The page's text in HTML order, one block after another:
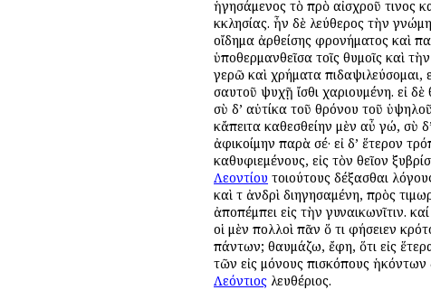
ἡγησάμενος τὸ πρὸ αἰσχροῦ τινος
ἐκκλησίας. ἦν δὲ ἐλεύθερος τὴν
οἴδημα ἀρθείσης φρονήματος καὶ
ὑποθερμανθεῖσα τοῖς θυμοῖς καὶ
ἐγερῶ καὶ χρήματα
σαυτοῦ ψυχῇ ἴσθι χαριουμένη. εἰ δὲ
σὺ δ’ αὐτίκα τοῦ θρόνου τοῦ ὑψηλοῦ
κἄπειτα καθεσθείην μὲν αὖ ἐγώ, σὺ
ἀφικοίμην παρὰ σέ· εἰ δ’ ἕτερον
καθυφιεμένους, εἰς τὸν θεῖον
Λεοντίου τοιούτους δέξασθαι
καὶ τ ἀνδρὶ διηγησαμένη, πρὸς
ἀποπέμπει εἰς τὴν γυναικωνῖτιν.
οἱ μὲν πολλοὶ πᾶν ὅ τι φήσειεν
πάντων; θαυμάζω, ἔφη, ὅτι εἰς ἕτερα
τῶν εἰς μόνους ἐπισκόπους ἡκόντων
Λεόντιος ἐλευθέριος.